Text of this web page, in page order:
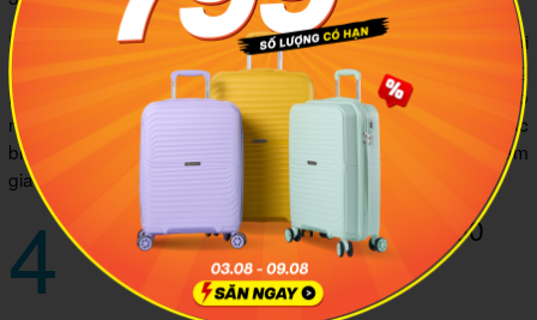
Du lịch đến Thác K50 còn là cơ hội để bạn tìm hiểu về đời
sống của người dân tộc Ba Na trong rừng sâu thẳm. Bản làng
này chỉ có 20 hộ dân sinh sống. Khi đến đây, bạn sẽ bắt gặp
những ngôi nhà truyền thống của người dân tộc Ba Na. Đặc
biệt, nếu bạn đến đúng mùa lễ hội thì sẽ còn có cơ hội tham
gia vào
cực vui nhộn.
4 Một số hình ảnh đẹp tại Thác K50